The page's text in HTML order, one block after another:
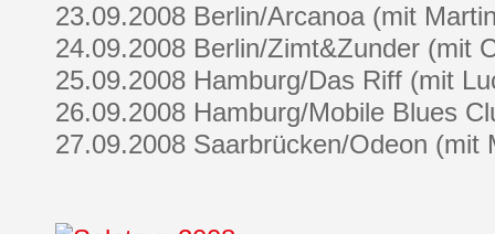
23.09.2008 Berlin/Arcanoa (mit
24.09.2008 Berlin/Zimt&Zunder (mit
25.09.2008 Hamburg/Das Riff (mit
26.09.2008 Hamburg/Mobile Blues
27.09.2008 Saarbrücken/Odeon (mit